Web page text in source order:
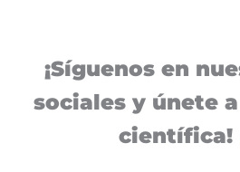
¡Síguenos en
sociales y únete
científica!